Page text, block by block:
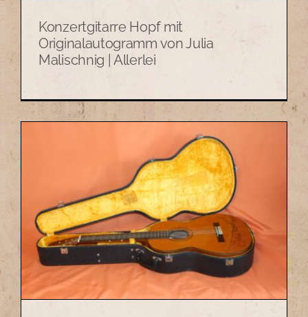
zum Shop
Konzertgitarre Hopf mit
Originalautogramm von Julia
Malischnig | Allerlei